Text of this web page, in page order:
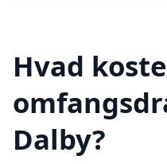
Hvad
Dalby?